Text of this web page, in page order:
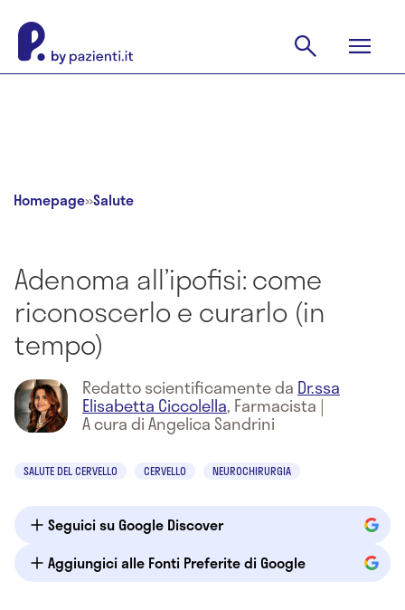
Homepage»Salute
Adenoma all’ipofisi: come
riconoscerlo e curarlo (in
tempo)
Redatto scientificamente da Dr.ssa
Elisabetta Ciccolella, Farmacista |
A cura di Angelica Sandrini
SALUTE DEL CERVELLO CERVELLO NEUROCHIRURGIA
Seguici su Google Discover
Aggiungici alle Fonti Preferite di Google